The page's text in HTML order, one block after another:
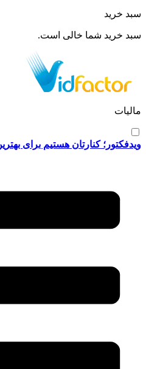
سبد خرید
سبد خرید شما خالی است.
مالیات
ویدفکتور؛ کنارتان هستیم برای